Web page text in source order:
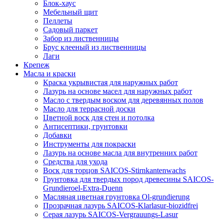
Блок-хаус
Мебельный щит
Пеллеты
Садовый паркет
Забор из лиственницы
Брус клееный из лиственницы
Лаги
Крепеж
Масла и краски
Краска укрывистая для наружных работ
Лазурь на основе масел для наружных работ
Масло с твердым воском для деревянных полов
Масло для террасной доски
Цветной воск для стен и потолка
Антисептики, грунтовки
Добавки
Инструменты для покраски
Лазурь на основе масла для внутренних работ
Средства для ухода
Воск для торцов SAICOS-Stirnkantenwachs
Грунтовка для твердых пород древесины SAICOS-
Grundieroel-Extra-Duenn
Масляная цветная грунтовка Ol-grundierung
Прозрачная лазурь SAICOS-Klarlasur-biozidfrei
Серая лазурь SAICOS-Vergrauungs-Lasur